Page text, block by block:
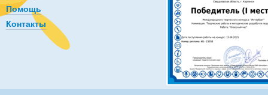
Помощь
Контакты